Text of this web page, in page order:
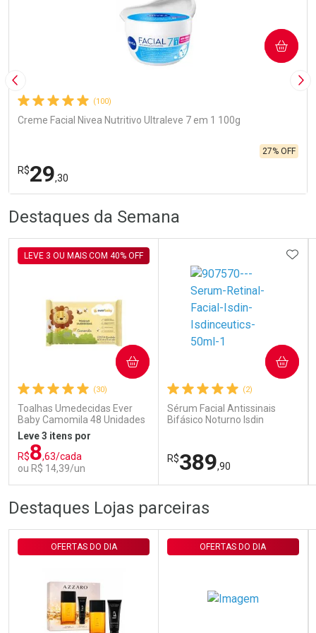
Imagem Anterior
(100)
Creme Facial Nivea Nutritivo Ultraleve 7 em 1 100g
R$29,30
27% OFF
COMPRAR
Laboratório
Ativar Desconto
Comprar sem Desconto
Por R$ 29,30/cada
Por Menos
Comprar sem Desconto
Por R$ 29,30/cada
Destaques da Semana
(30)
Toalhas Umedecidas Ever
Baby Camomila 48 Unidades
LEVE 3 OU MAIS COM 40% OFF
Leve 3 itens por
R$8,63/cada
ou R$ 14,39/un
COMPRAR
FECHAR
Laboratório
FECHAR
Por Menos
(2)
Sérum Facial Antissinais
Bifásico Noturno Isdin
R$389,90
COMPRAR
Por Menos
Destaques Lojas parceiras
OFERTAS DO DIA OFERTAS DO DIA